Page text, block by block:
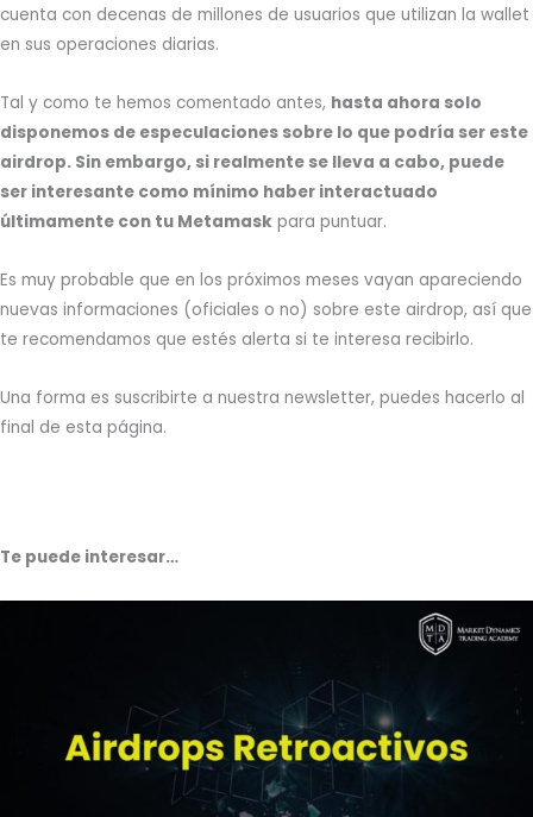
cuenta con decenas de millones de usuarios que utilizan la wallet
en sus operaciones diarias.
Tal y como te hemos comentado antes, hasta ahora solo
disponemos de especulaciones sobre lo que podría ser este
airdrop. Sin embargo, si realmente se lleva a cabo, puede
ser interesante como mínimo haber interactuado
últimamente con tu Metamask para puntuar.
Es muy probable que en los próximos meses vayan apareciendo
nuevas informaciones (oficiales o no) sobre este airdrop, así que
te recomendamos que estés alerta si te interesa recibirlo.
Una forma es suscribirte a nuestra newsletter, puedes hacerlo al
final de esta página.
Te puede interesar…